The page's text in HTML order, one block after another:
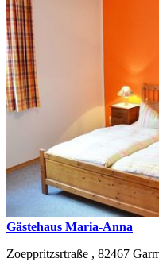
Gästehaus Maria-Anna
Zoeppritzsrtraße , 82467